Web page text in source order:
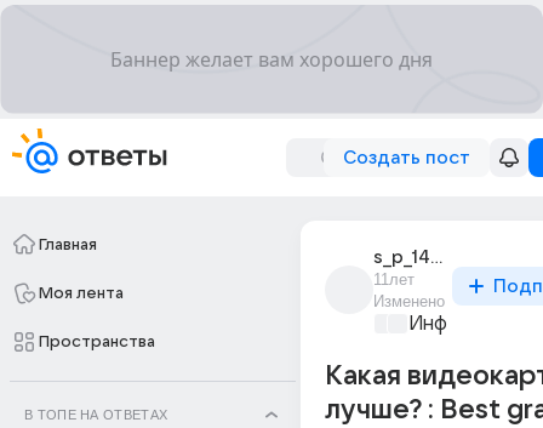
Создать пост
Главная
Моя лента
Пространства
В ТОПЕ НА ОТВЕТАХ
s_p_1472
11лет
Изменено
Какая
лучше? : Best